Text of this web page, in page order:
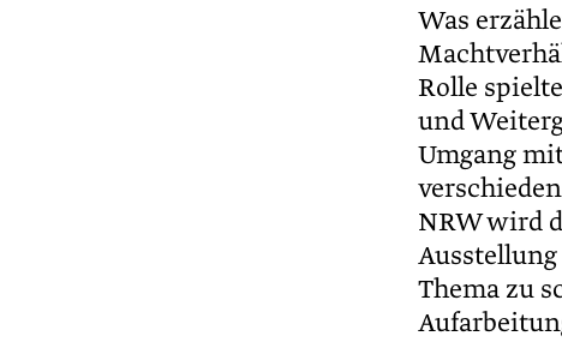
Was
Rolle
und
Umgang
NRW wird
Thema zu